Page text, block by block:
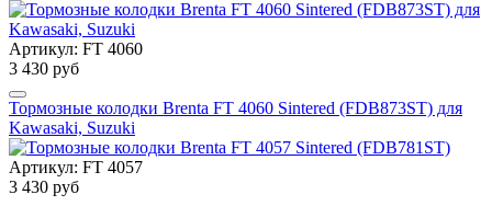
Артикул: FT 4060
3 430 руб
Тормозные колодки Brenta FT 4060 Sintered (FDB873ST) для
Kawasaki, Suzuki
Артикул: FT 4057
3 430 руб